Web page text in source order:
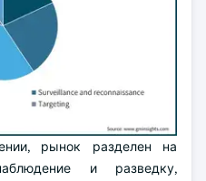
рынок разделен на
и разведку,